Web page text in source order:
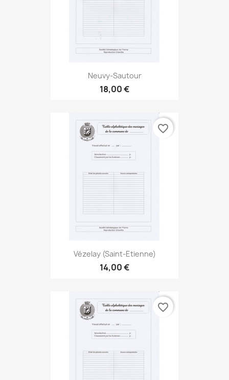
Neuvy-Sautour
18,00 €
Vézelay (Saint-Etienne)
14,00 €
favorite_border
favorite_border